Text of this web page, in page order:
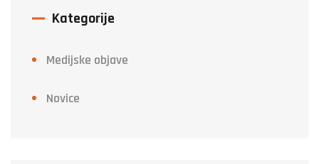
Kategorije
Medijske objave
Novice